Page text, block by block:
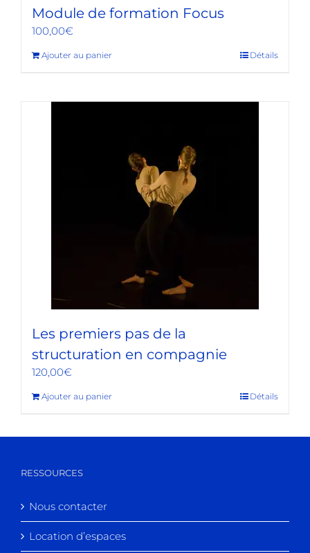
Module de formation Focus
100,00€
Ajouter au panier Détails
Les premiers pas de la
structuration en compagnie
120,00€
Ajouter au panier Détails
RESSOURCES
Nous contacter
Location d’espaces